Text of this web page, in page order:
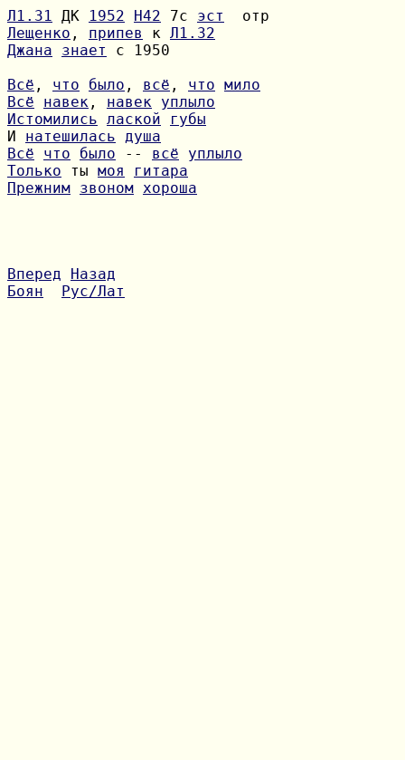
Л1.31 ДК 1952 H42 7с эст
Лещенко , припев к Л1.32
Джана
знает
с 1950
Всё , что было , всё , что мило
Всё
навек , навек уплыло
Истомились лаской
губы
И натешилась душа
Всё
что было -- всё
уплыло
Только ты моя
гитара
Прежним звоном хороша
Вперед
Назад
Боян
Рус/Лат